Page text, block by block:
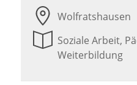
Wolfratshausen
Soziale Arbeit,
Weiterbildung